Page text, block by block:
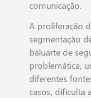
comunicação.
A proliferação
segmentação
baluarte de
problemática,
diferentes
casos, dificulta